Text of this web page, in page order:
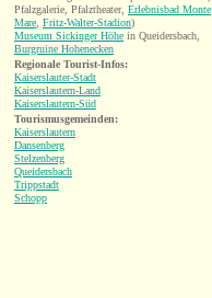
Pfalzgalerie, Pfalztheater, Erlebnisbad Monte
Mare Fritz-Walter-Stadion)
Museum Sickinger Höhe in Queidersbach,
Burgruine Hohenecken
Regionale Tourist-Infos:
Kaiserslauter-Stadt
Kaiserslautern-Land
Kaiserslautern-Süd
Tourismusgemeinden:
Kaiserslautern
Dansenberg
Stelzenberg
Queidersbach
Trippstadt
Schopp